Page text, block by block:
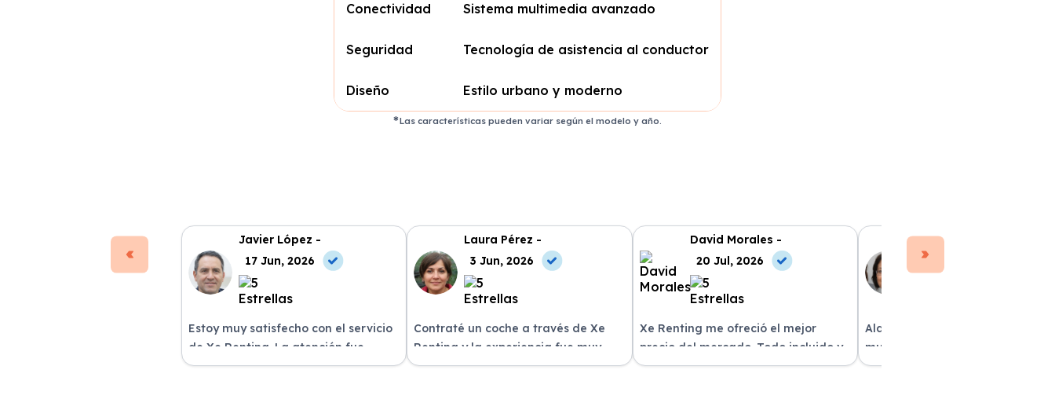
Conectividad Sistema multimedia avanzado
Seguridad Tecnología de asistencia al conductor
Diseño Estilo urbano y moderno
Las características pueden variar según el modelo y año.
Javier López -
17 Jun, 2026
Estoy muy satisfecho con el servicio
de Xe Renting. La atención fue
excelente y el coche llegó en
Laura Pérez -
3 Jun, 2026
Contraté un coche a través de Xe
Renting y la experiencia fue muy
positiva. Fácil y rápido, ¡los
David Morales -
20 Jul, 2026
Xe Renting me ofreció el mejor
precio del mercado. Todo incluido y
sin sorpresas. ¡Excelente servicio!
Ana Ruiz -
10 Jul, 2026
Alquilar un coche con Xe
muy sencillo. Tienen una gran
variedad y el trato fue